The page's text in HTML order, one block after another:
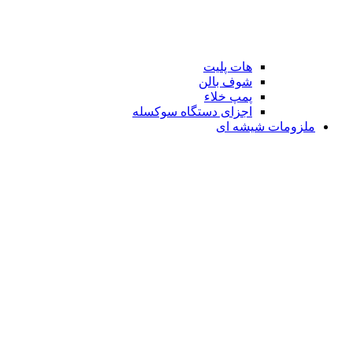
هات پلیت
شوف بالن
پمپ خلاء
اجزای دستگاه سوکسله
ملزومات شیشه ای